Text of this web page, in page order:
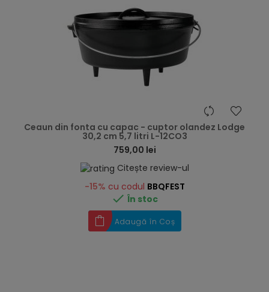
Ceaun din fonta cu capac - cuptor olandez Lodge
30,2 cm 5,7 litri L-12CO3
759,00 lei
Citește review-ul
-15% cu codul BBQFEST
 În stoc
Adaugă în Coș